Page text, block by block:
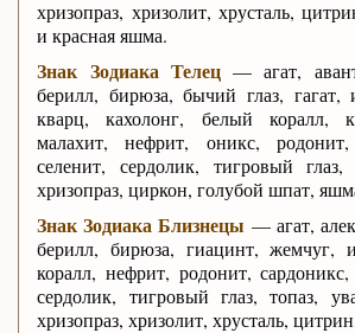
хризопраз, хризолит, хрусталь,
и красная яшма.
Знак Зодиака Телец— агат,
берилл, бирюза, бычий глаз, гагат,
кварц, кахолонг, белый коралл,
малахит, нефрит, оникс,
селенит, сердолик, тигровый глаз,
хризопраз, циркон, голубой шпат,
Знак Зодиака Близнецы — агат,
берилл, бирюза, гиацинт, жемчуг,
коралл, нефрит, родонит,
сердолик, тигровый глаз, топаз,
хризопраз, хризолит, хрусталь,